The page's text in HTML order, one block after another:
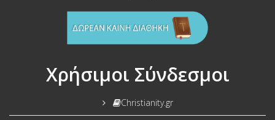
Χρήσιμοι Σύνδεσμοι
Christianity.gr